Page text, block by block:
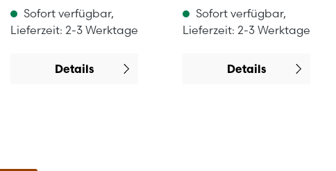
Sofort verfügbar,
Lieferzeit: 2-3 Werktage
Details
Sofort verfügbar,
Lieferzeit: 2-3 Werktage
Details